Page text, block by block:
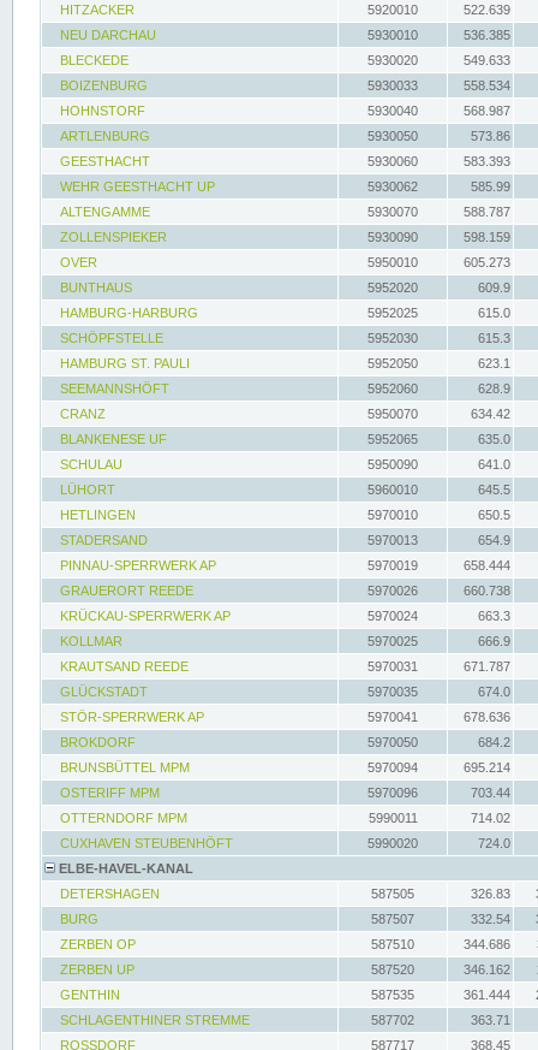
HITZACKER
5920010
522.639
NEU DARCHAU
5930010
536.385
BLECKEDE
5930020
549.633
BOIZENBURG
5930033
558.534
HOHNSTORF
5930040
568.987
ARTLENBURG
5930050
573.86
GEESTHACHT
5930060
583.393
WEHR GEESTHACHT UP
5930062
585.99
ALTENGAMME
5930070
588.787
ZOLLENSPIEKER
5930090
598.159
OVER
5950010
605.273
BUNTHAUS
5952020
609.9
HAMBURG-HARBURG
5952025
615.0
SCHÖPFSTELLE
5952030
615.3
HAMBURG ST. PAULI
5952050
623.1
SEEMANNSHÖFT
5952060
628.9
CRANZ
5950070
634.42
BLANKENESE UF
5952065
635.0
SCHULAU
5950090
641.0
LÜHORT
5960010
645.5
HETLINGEN
5970010
650.5
STADERSAND
5970013
654.9
PINNAU-SPERRWERK AP
5970019
658.444
GRAUERORT REEDE
5970026
660.738
KRÜCKAU-SPERRWERK AP
5970024
663.3
KOLLMAR
5970025
666.9
KRAUTSAND REEDE
5970031
671.787
GLÜCKSTADT
5970035
674.0
STÖR-SPERRWERK AP
5970041
678.636
BROKDORF
5970050
684.2
BRUNSBÜTTEL MPM
5970094
695.214
OSTERIFF MPM
5970096
703.44
OTTERNDORF MPM
5990011
714.02
CUXHAVEN STEUBENHÖFT
5990020
724.0
ELBE-HAVEL-KANAL
DETERSHAGEN
587505 326.83
BURG
587507 332.54
ZERBEN OP
587510 344.686
ZERBEN UP
587520 346.162
GENTHIN
587535 361.444
SCHLAGENTHINER STREMME
587702
363.71
ROSSDORF
587717 368.45